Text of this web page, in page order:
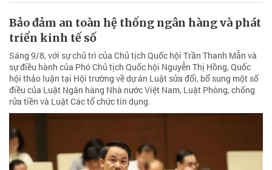
Bảo đảm an toàn hệ thống ngân hàng và phát
triển kinh tế số
Sáng 9/8, với sự chủ trì của Chủ tịch Quốc hội Trần Thanh Mẫn và
sự điều hành của Phó Chủ tịch Quốc hội Nguyễn Thị Hồng, Quốc
hội thảo luận tại Hội trường về dự án Luật sửa đổi, bổ sung một số
điều của Luật Ngân hàng Nhà nước Việt Nam, Luật Phòng, chống
rửa tiền và Luật Các tổ chức tín dụng.